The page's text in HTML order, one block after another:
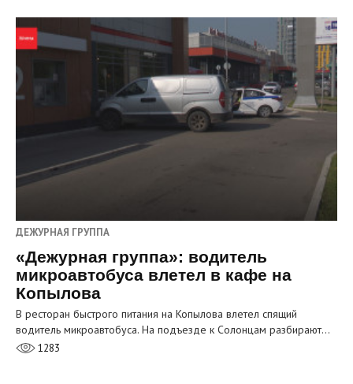
ДЕЖУРНАЯ ГРУППА
«Дежурная группа»: водитель
микроавтобуса влетел в кафе на
Копылова
В ресторан быстрого питания на Копылова влетел спящий
водитель микроавтобуса. На подъезде к Солонцам разбирают…
1283